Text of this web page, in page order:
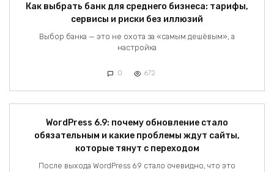
Как выбрать банк для среднего бизнеса: тарифы,
сервисы и риски без иллюзий
Выбор банка — это не охота за «самым дешёвым», а
настройка
0 672
WordPress 6.9: почему обновление стало
обязательным и какие проблемы ждут сайты,
которые тянут с переходом
После выхода WordPress 6.9 стало очевидно, что это